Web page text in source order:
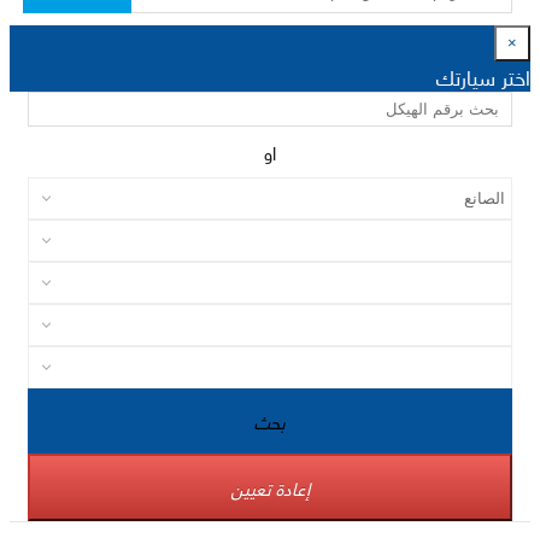
×
اختر سيارتك
او
بحث
إعادة تعيين